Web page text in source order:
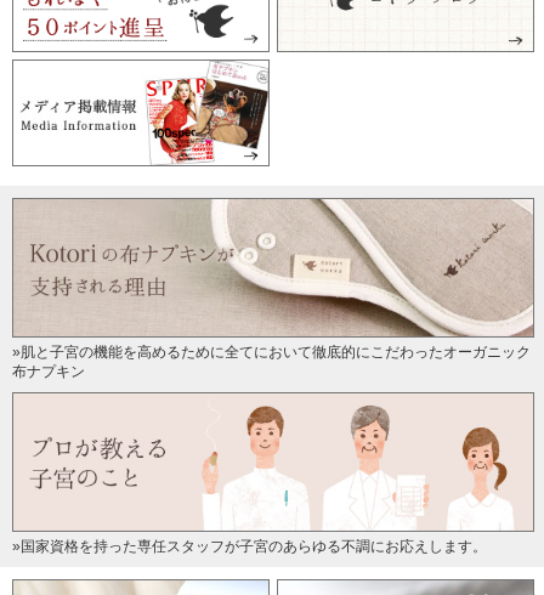
»肌と子宮の機能を高めるために全てにおいて徹底的にこだわったオーガニック
布ナプキン
»国家資格を持った専任スタッフが子宮のあらゆる不調にお応えします。